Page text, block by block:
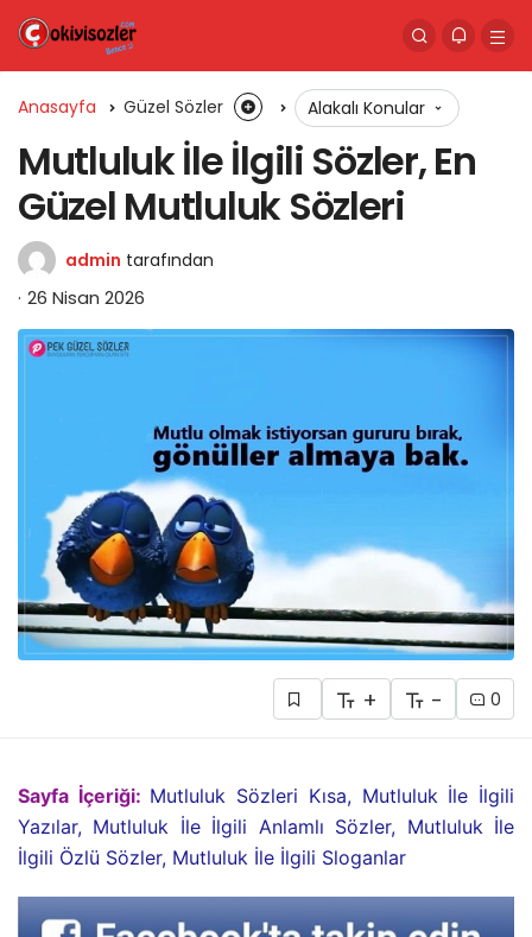
Anasayfa Güzel Sözler Alakalı Konular
Mutluluk İle İlgili Sözler, En
Güzel Mutluluk Sözleri
admin tarafından
26 Nisan 2026
+ - 0
Sayfa İçeriği: Mutluluk Sözleri Kısa, Mutluluk İle İlgili
Yazılar, Mutluluk İle İlgili Anlamlı Sözler, Mutluluk İle
İlgili Özlü Sözler, Mutluluk İle İlgili Sloganlar